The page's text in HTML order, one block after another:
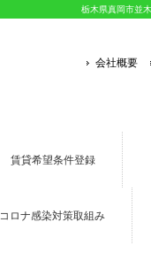
栃木県真岡市並
会社概要
賃貸希望条件登録
コロナ感染対策取組み